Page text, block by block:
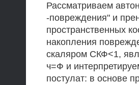
Рассматриваем
-повреждения" и
пространственных
накопления
скаляром СКФ<1,
ч=Ф и
постулат: в основе